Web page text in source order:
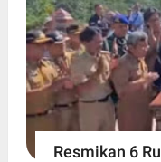
Resmikan 6